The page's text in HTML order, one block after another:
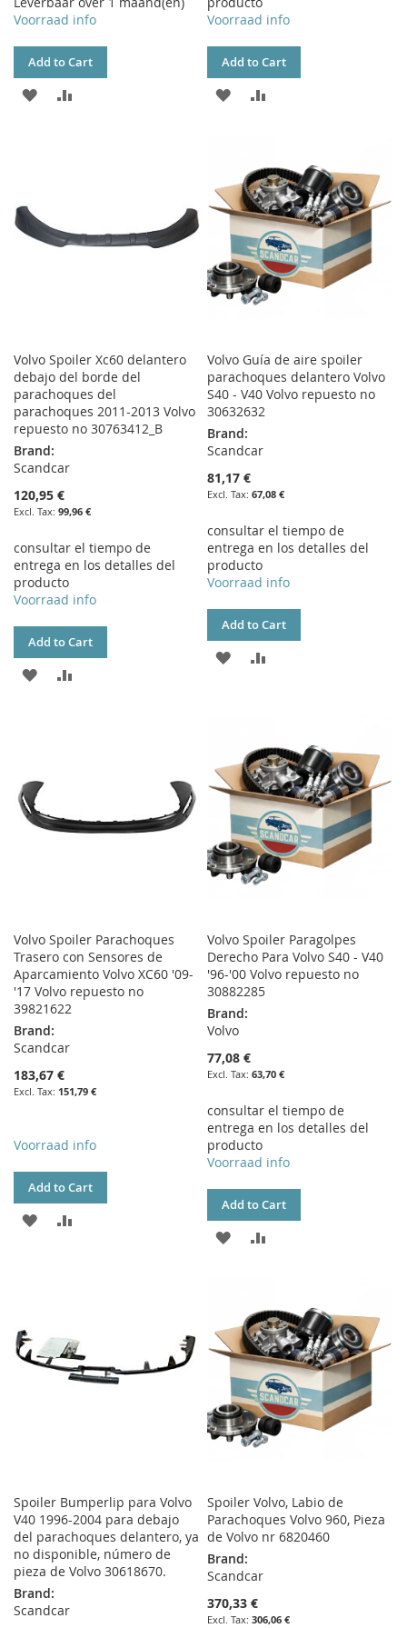
Voorraad info
Add to Cart
ADD
Voorraad info
Add to Cart
ADD
LIST
Volvo Spoiler Xc60 delantero
debajo del borde del
parachoques del
parachoques 2011-2013 Volvo
repuesto no 30763412_B
Brand:
Scandcar
120,95 €
99,96 €
consultar el tiempo de
entrega en los detalles del
producto
Voorraad info
Add to Cart
ADD
Volvo Guía de aire spoiler
parachoques delantero Volvo
S40 - V40 Volvo repuesto no
30632632
Brand:
Scandcar
81,17 €
67,08 €
consultar el tiempo de
entrega en los detalles del
producto
Voorraad info
Add to Cart
ADD
LIST
Volvo Spoiler Parachoques
Trasero con Sensores de
Aparcamiento Volvo XC60 '09-
'17 Volvo repuesto no
39821622
Brand:
Scandcar
183,67 €
151,79 €
Voorraad info
Add to Cart
ADD
Volvo Spoiler Paragolpes
Derecho Para Volvo S40 - V40
'96-'00 Volvo repuesto no
30882285
Brand:
Volvo
77,08 €
63,70 €
consultar el tiempo de
entrega en los detalles del
producto
Voorraad info
Add to Cart
ADD
LIST
Spoiler Bumperlip para Volvo
V40 1996-2004 para debajo
del parachoques delantero, ya
no disponible, número de
pieza de Volvo 30618670.
Brand:
Scandcar
Spoiler Volvo, Labio de
Parachoques Volvo 960, Pieza
de Volvo nr 6820460
Brand:
Scandcar
370,33 €
306,06 €